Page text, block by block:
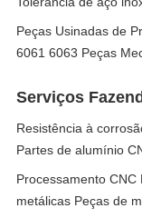
Peças Usinadas de
6061 6063 Peças
Serviços
Resistência à
Partes de alumínio
Processamento
metálicas Peças de